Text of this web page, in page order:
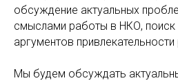
обсуждение актуальных
смыслами работы в НКО, поиск
аргументов
Мы будем обсуждать